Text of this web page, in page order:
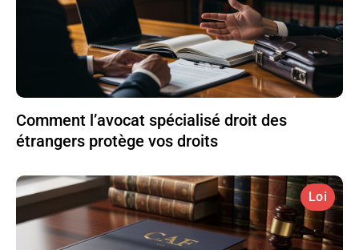
Comment l’avocat spécialisé droit des
étrangers protège vos droits
Loi